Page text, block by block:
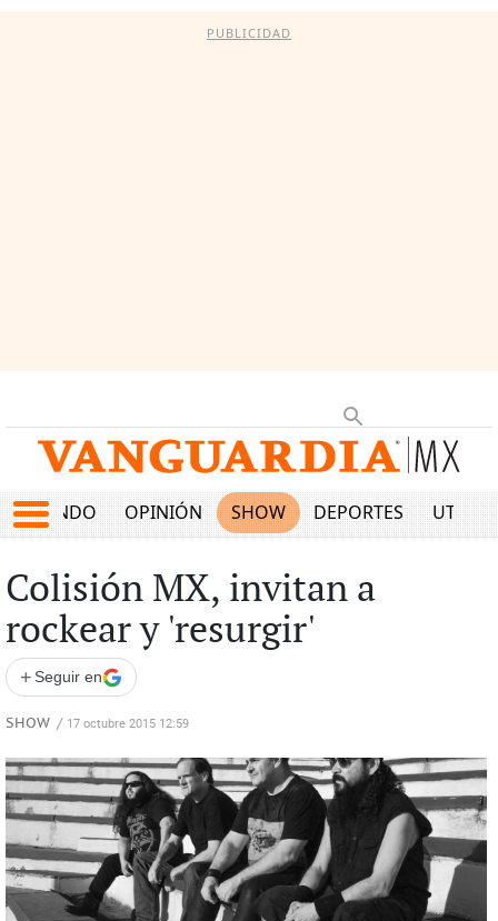
PUBLICIDAD
MUNDO OPINIÓN SHOW DEPORTES
Colisión MX, invitan a
rockear y 'resurgir'
+ Seguir en
SHOW / 17 octubre 2015 12:59